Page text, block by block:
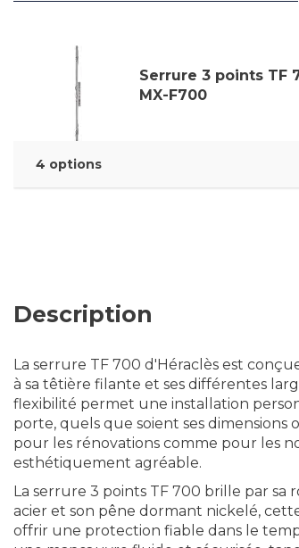
Serrure 3 points TF
MX-F700
4 options
Description
La serrure TF 700 d'Héraclès est
à sa têtière filante et ses différentes
flexibilité permet une installation
porte, quels que soient ses dimensions
pour les rénovations comme pour les
esthétiquement agréable.
La serrure 3 points TF 700 brille par sa
acier et son pêne dormant nickelé,
offrir une protection fiable dans le